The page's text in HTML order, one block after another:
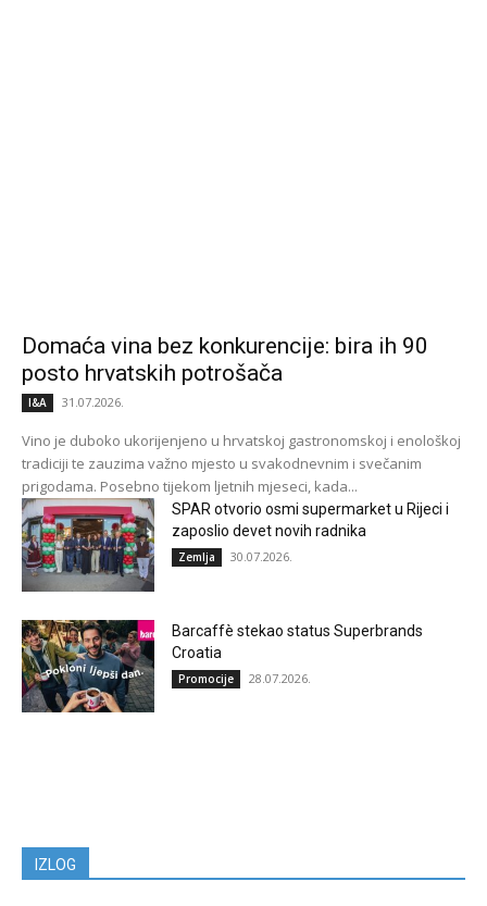
Domaća vina bez konkurencije: bira ih 90
posto hrvatskih potrošača
I&A 31.07.2026.
Vino je duboko ukorijenjeno u hrvatskoj gastronomskoj i enološkoj
tradiciji te zauzima važno mjesto u svakodnevnim i svečanim
prigodama. Posebno tijekom ljetnih mjeseci, kada...
SPAR otvorio osmi supermarket u Rijeci i
zaposlio devet novih radnika
Zemlja 30.07.2026.
Barcaffè stekao status Superbrands
Croatia
Promocije 28.07.2026.
IZLOG